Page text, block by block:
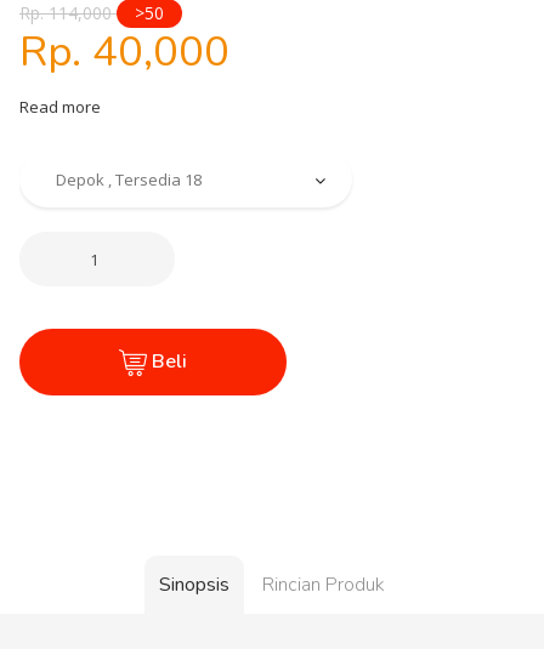
Rp. 114,000 >50
Rp. 40,000
Read more
Beli
Sinopsis Rincian Produk